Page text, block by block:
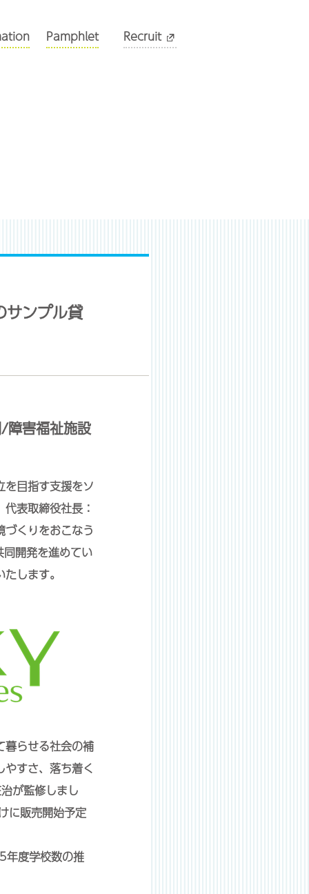
Pamphlet Recruit
サンプル貸
障害福祉施設
目指す支援をソ
表取締役社長：
くりをおこなう
開発を進めてい
します。
暮らせる社会の補
すさ、落ち着く
が監修しまし
に販売開始予定
年度学校数の推